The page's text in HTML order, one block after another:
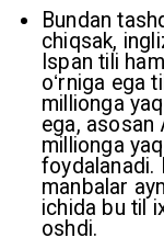
Bundan
chiqsak,
Ispan tili
oʻrniga ega
millionga
ega, asosan
millionga
foydalanadi.
manbalar
ichida bu til
oshdi.